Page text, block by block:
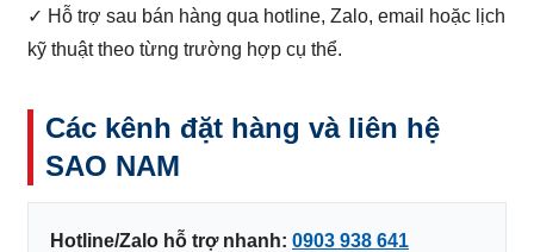
✓ Hỗ trợ sau bán hàng qua hotline, Zalo, email hoặc lịch
kỹ thuật theo từng trường hợp cụ thể.
Các kênh đặt hàng và liên hệ
SAO NAM
Hotline/Zalo hỗ trợ nhanh: 0903 938 641